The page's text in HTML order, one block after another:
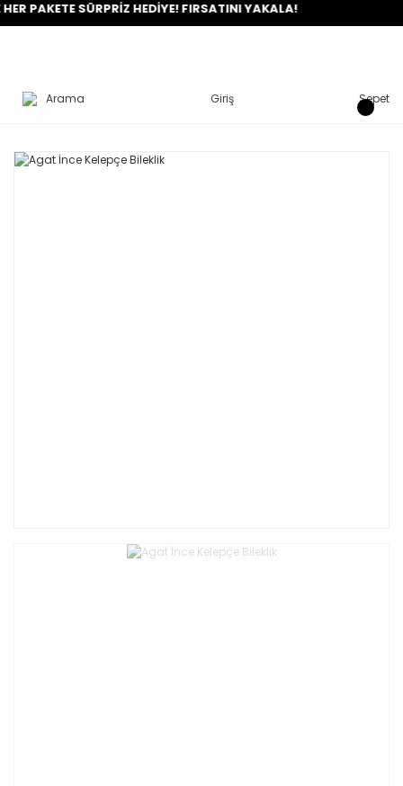
SÜRPRİZ HEDİYE! FIRSATINI YAKALA!
Arama Giriş Sepet